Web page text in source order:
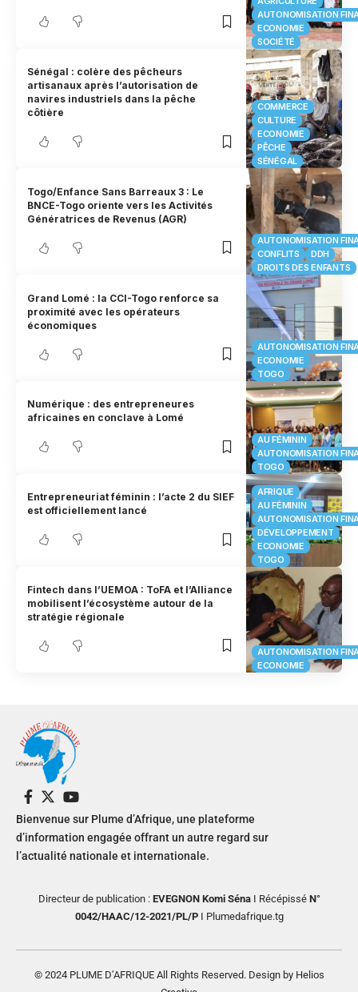
AUTONOMISATION
ECONOMIE
SOCIÉTÉ
COMMERCE
CULTURE
ECONOMIE
PÊCHE
SÉNÉGAL
Sénégal : colère des pêcheurs
artisanaux après l’autorisation de
navires industriels dans la pêche
côtière
AUTONOMISATION
CONFLITS
DDH
DROITS DES ENFANTS
Togo/Enfance Sans Barreaux 3 : Le
BNCE-Togo oriente vers les Activités
Génératrices de Revenus (AGR)
AUTONOMISATION
ECONOMIE
TOGO
Grand Lomé : la CCI-Togo renforce sa
proximité avec les opérateurs
économiques
AU FÉMININ
AUTONOMISATION
TOGO
Numérique : des entrepreneures
africaines en conclave à Lomé
AFRIQUE
AU FÉMININ
AUTONOMISATION
DÉVELOPPEMENT
ECONOMIE
TOGO
Entrepreneuriat féminin : l’acte 2 du SIEF
est officiellement lancé
AUTONOMISATION
ECONOMIE
Fintech dans l’UEMOA : ToFA et l’Alliance
mobilisent l’écosystème autour de la
stratégie régionale
Bienvenue sur Plume d’Afrique, une plateforme
d’information engagée offrant un autre regard sur
l’actualité nationale et internationale.
Directeur de publication : EVEGNON Komi SénaI RécépisséN°
0042/HAAC/12-2021/PL/PI Plumedafrique.tg
© 2024 PLUME D’AFRIQUE All Rights Reserved. Design by Helios